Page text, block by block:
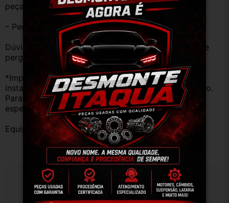
peças estão em BOM ESTADO e foram testadas.
– Peças são ORIGINAIS USADAS.
Dúvidas sobre uso ou aplicação, utilizar o campo de
perguntas;
*Importante: Não nos responsabilizamos por
instalações inadequadas ou uso indevido do produto.
Para evitar problemas, consulte um profissional
especializado.
Equipe DESMONTE ARUJÁ.
Especificações